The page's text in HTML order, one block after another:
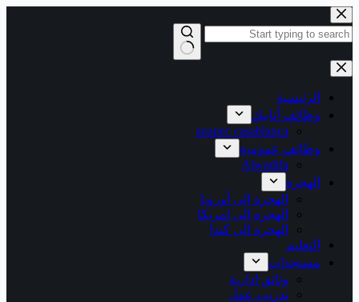
التجاوز
إلى
المحتوى
نتائج
الرئيسية
وظائف أنابيك
anapec casablanca
وظائف عمومية
Alwadifa
الهجرة
الهجرة إلى أوروبا
الهجرة الى امريكا
الهجرة الى كندا
التعليم
مستجدات
وثائق ادارية
تدريب عمل